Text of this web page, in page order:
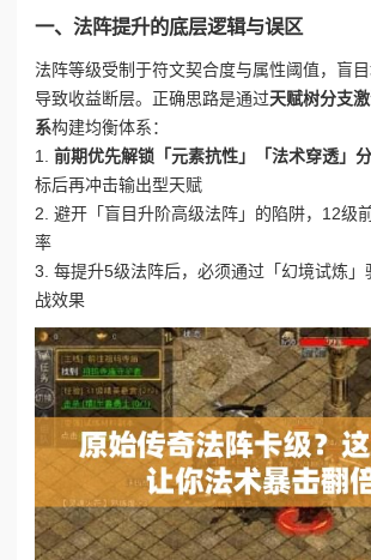
一、法阵提升的底层逻辑与误区
法阵等级受制于符文契合度与属性阈值，盲
导致收益断层。正确思路是通过天赋树分支
系构建均衡体系：
1. 前期优先解锁「元素抗性」「法术穿透」
标后再冲击输出型天赋
2. 避开「盲目升阶高级法阵」的陷阱，12级
率
3. 每提升5级法阵后，必须通过「幻境试炼」
战效果